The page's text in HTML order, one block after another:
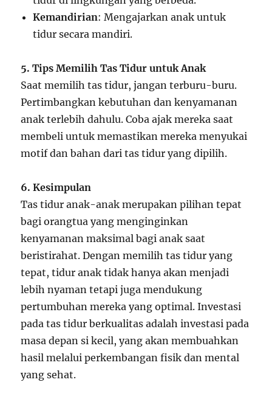
Kemandirian: Mengajarkan anak untuk
tidur secara mandiri.
5. Tips Memilih Tas Tidur untuk Anak
Saat memilih tas tidur, jangan terburu-buru.
Pertimbangkan kebutuhan dan kenyamanan
anak terlebih dahulu. Coba ajak mereka saat
membeli untuk memastikan mereka menyukai
motif dan bahan dari tas tidur yang dipilih.
6. Kesimpulan
Tas tidur anak-anak merupakan pilihan tepat
bagi orangtua yang menginginkan
kenyamanan maksimal bagi anak saat
beristirahat. Dengan memilih tas tidur yang
tepat, tidur anak tidak hanya akan menjadi
lebih nyaman tetapi juga mendukung
pertumbuhan mereka yang optimal. Investasi
pada tas tidur berkualitas adalah investasi pada
masa depan si kecil, yang akan membuahkan
hasil melalui perkembangan fisik dan mental
yang sehat.